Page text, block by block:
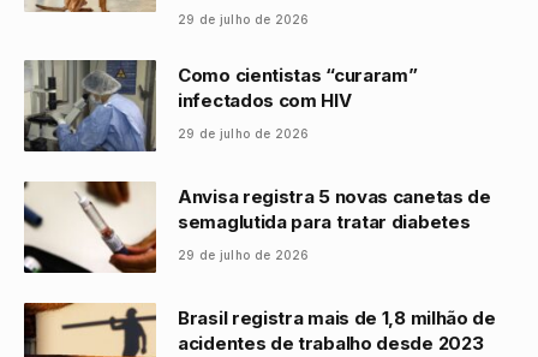
29 de julho de 2026
Como cientistas “curaram”
infectados com HIV
29 de julho de 2026
Anvisa registra 5 novas canetas de
semaglutida para tratar diabetes
29 de julho de 2026
Brasil registra mais de 1,8 milhão de
acidentes de trabalho desde 2023